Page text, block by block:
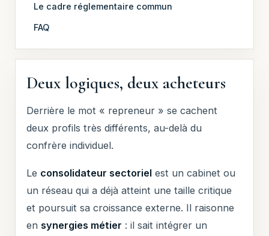
Le cadre réglementaire commun
FAQ
Deux logiques, deux acheteurs
Derrière le mot « repreneur » se cachent
deux profils très différents, au-delà du
confrère individuel.
Le consolidateur sectoriel est un cabinet ou
un réseau qui a déjà atteint une taille critique
et poursuit sa croissance externe. Il raisonne
en synergies métier : il sait intégrer un